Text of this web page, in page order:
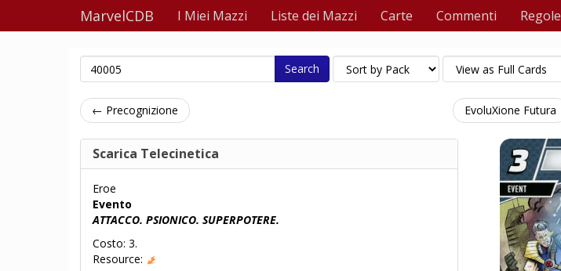
MarvelCDB I Miei Mazzi Liste dei Mazzi Carte Commenti Regole
Search
← Precognizione EvoluXione Futura
Scarica Telecinetica
Eroe
Evento
ATTACCO. PSIONICO. SUPERPOTERE.
Costo: 3.
Resource: